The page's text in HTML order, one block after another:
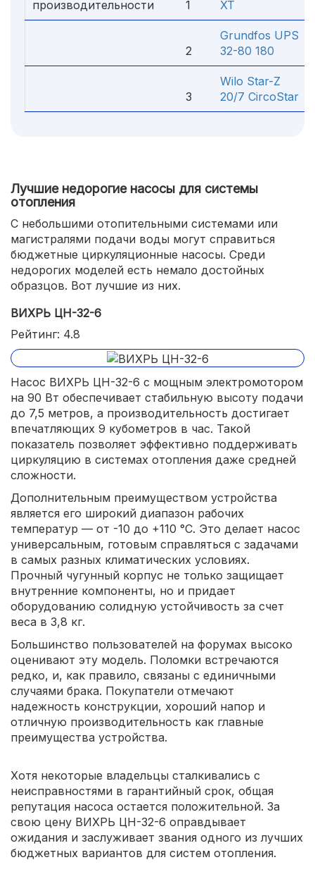
производительности 1 XT
2
Grundfos UPS
32-80 180
3
Wilo Star-Z
20/7 CircoStar
Лучшие недорогие насосы для системы
отопления
С небольшими отопительными системами или
магистралями подачи воды могут справиться
бюджетные циркуляционные насосы. Среди
недорогих моделей есть немало достойных
образцов. Вот лучшие из них.
ВИХРЬ ЦН-32-6
Рейтинг: 4.8
Насос ВИХРЬ ЦН-32-6 с мощным электромотором
на 90 Вт обеспечивает стабильную высоту подачи
до 7,5 метров, а производительность достигает
впечатляющих 9 кубометров в час. Такой
показатель позволяет эффективно поддерживать
циркуляцию в системах отопления даже средней
сложности.
Дополнительным преимуществом устройства
является его широкий диапазон рабочих
температур — от -10 до +110 °С. Это делает насос
универсальным, готовым справляться с задачами
в самых разных климатических условиях.
Прочный чугунный корпус не только защищает
внутренние компоненты, но и придает
оборудованию солидную устойчивость за счет
веса в 3,8 кг.
Большинство пользователей на форумах высоко
оценивают эту модель. Поломки встречаются
редко, и, как правило, связаны с единичными
случаями брака. Покупатели отмечают
надежность конструкции, хороший напор и
отличную производительность как главные
преимущества устройства.
Хотя некоторые владельцы сталкивались с
неисправностями в гарантийный срок, общая
репутация насоса остается положительной. За
свою цену ВИХРЬ ЦН-32-6 оправдывает
ожидания и заслуживает звания одного из лучших
бюджетных вариантов для систем отопления.